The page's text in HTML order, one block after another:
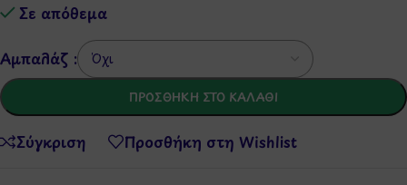
Σε απόθεμα
Αμπαλάζ :
ΠΡΟΣΘΉΚΗ ΣΤΟ ΚΑΛΆΘΙ
Σύγκριση Προσθήκη στη Wishlist